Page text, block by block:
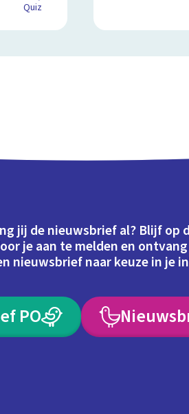
Quiz
jij de nieuwsbrief al? Blijf op
je aan te melden en
nieuwsbrief naar keuze in je
PO